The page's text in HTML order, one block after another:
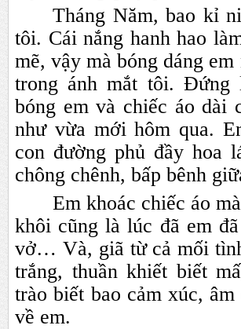
Tháng Năm, bao kỉ
tôi. Cái nắng hanh hao
mẽ, vậy mà bóng dáng
trong ánh mắt tôi. Đứng
bóng em và chiếc áo
như vừa mới hôm qua.
con đường phủ đầy hoa
chông chênh, bấp bênh
Em khoác chiếc áo
khôi cũng là lúc đã em
vở… Và, giã từ cả mối
trắng, thuần khiết biết
trào biết bao cảm xúc,
về em.